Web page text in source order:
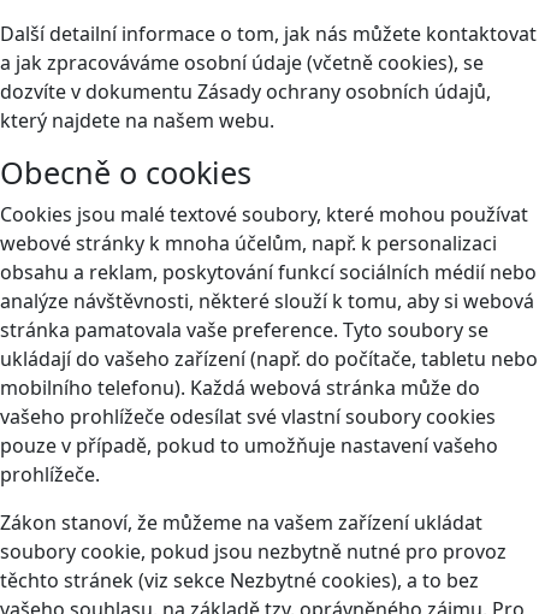
Další detailní informace o tom, jak nás můžete kontaktovat
a jak zpracováváme osobní údaje (včetně cookies), se
dozvíte v dokumentu Zásady ochrany osobních údajů,
který najdete na našem webu.
Obecně o cookies
Cookies jsou malé textové soubory, které mohou používat
webové stránky k mnoha účelům, např. k personalizaci
obsahu a reklam, poskytování funkcí sociálních médií nebo
analýze návštěvnosti, některé slouží k tomu, aby si webová
stránka pamatovala vaše preference. Tyto soubory se
ukládají do vašeho zařízení (např. do počítače, tabletu nebo
mobilního telefonu). Každá webová stránka může do
vašeho prohlížeče odesílat své vlastní soubory cookies
pouze v případě, pokud to umožňuje nastavení vašeho
prohlížeče.
Zákon stanoví, že můžeme na vašem zařízení ukládat
soubory cookie, pokud jsou nezbytně nutné pro provoz
těchto stránek (viz sekce Nezbytné cookies), a to bez
vašeho souhlasu, na základě tzv. oprávněného zájmu. Pro